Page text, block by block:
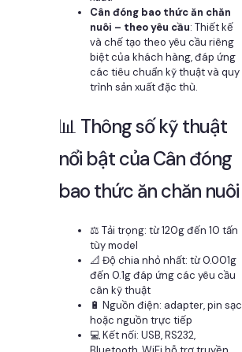
Cân đóng bao thức ăn chăn
nuôi – theo yêu cầu: Thiết kế
và chế tạo theo yêu cầu riêng
biệt của khách hàng, đáp ứng
các tiêu chuẩn kỹ thuật và quy
trình sản xuất đặc thù.
📊 Thông số kỹ thuật
nổi bật của Cân đóng
bao thức ăn chăn nuôi
⚖️ Tải trọng: từ 120g đến 10 tấn
tùy model
📐 Độ chia nhỏ nhất: từ 0.001g
đến 0.1g đáp ứng các yêu cầu
cân kỹ thuật
🔋 Nguồn điện: adapter, pin sạc
hoặc nguồn trực tiếp
💻 Kết nối: USB, RS232,